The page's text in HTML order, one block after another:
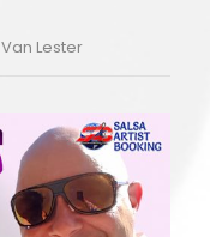
Van Lester